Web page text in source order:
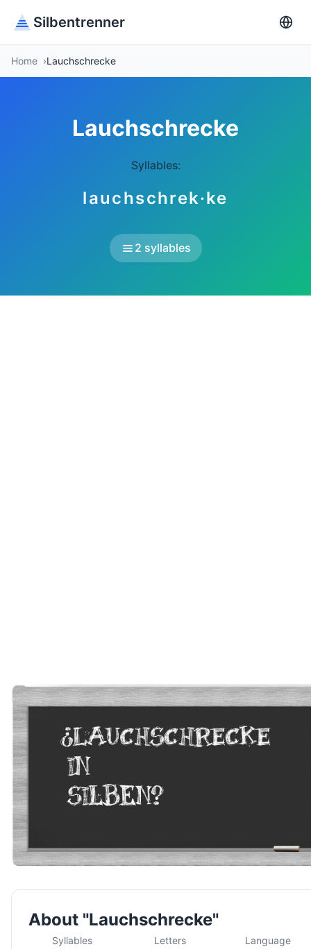
Silbentrenner
Home Lauchschrecke
Lauchschrecke
Syllables:
lauchschrek·ke
2 syllables
About "Lauchschrecke"
Syllables Letters Language